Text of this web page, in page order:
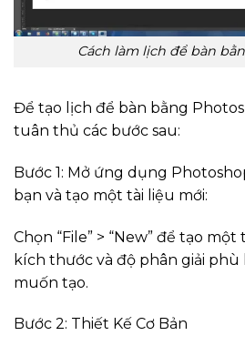
Cách làm lịch để bàn
Để tạo lịch để bàn bằng
tuân thủ các bước sau:
Bước 1: Mở ứng dụng
bạn và tạo một tài liệu mới:
Chọn “File” > “New” để tạo
kích thước và độ phân giải phù
muốn tạo.
Bước 2: Thiết Kế Cơ Bản